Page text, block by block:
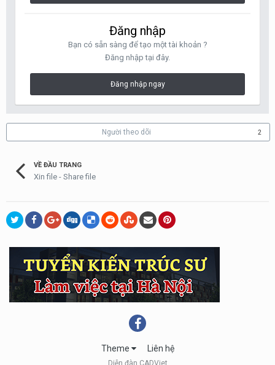
Đăng nhập
Bạn có sẵn sàng để tạo một tài khoản ?
Đăng nhập tại đây.
Đăng nhập ngay
Người theo dõi 2
VỀ ĐẦU TRANG
Xin file - Share file
Theme Liên hệ
Diễn đàn CADViet